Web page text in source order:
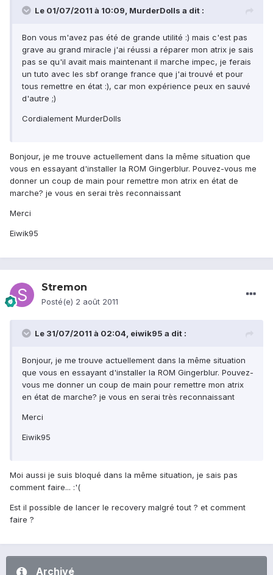
Le 01/07/2011 à 10:09, MurderDolls a dit :
Bon vous m'avez pas été de grande utilité :) mais c'est pas
grave au grand miracle j'ai réussi a réparer mon atrix je sais
pas se qu'il avait mais maintenant il marche impec, je ferais
un tuto avec les sbf orange france que j'ai trouvé et pour
tous remettre en état :), car mon expérience peux en sauvé
d'autre ;)
Cordialement MurderDolls
Bonjour, je me trouve actuellement dans la même situation que
vous en essayant d'installer la ROM Gingerblur. Pouvez-vous me
donner un coup de main pour remettre mon atrix en état de
marche? je vous en serai très reconnaissant
Merci
Eiwik95
Stremon
Posté(e) 2 août 2011
Le 31/07/2011 à 02:04, eiwik95 a dit :
Bonjour, je me trouve actuellement dans la même situation
que vous en essayant d'installer la ROM Gingerblur. Pouvez-
vous me donner un coup de main pour remettre mon atrix
en état de marche? je vous en serai très reconnaissant
Merci
Eiwik95
Moi aussi je suis bloqué dans la même situation, je sais pas
comment faire... :'(
Est il possible de lancer le recovery malgré tout ? et comment
faire ?
Archivé